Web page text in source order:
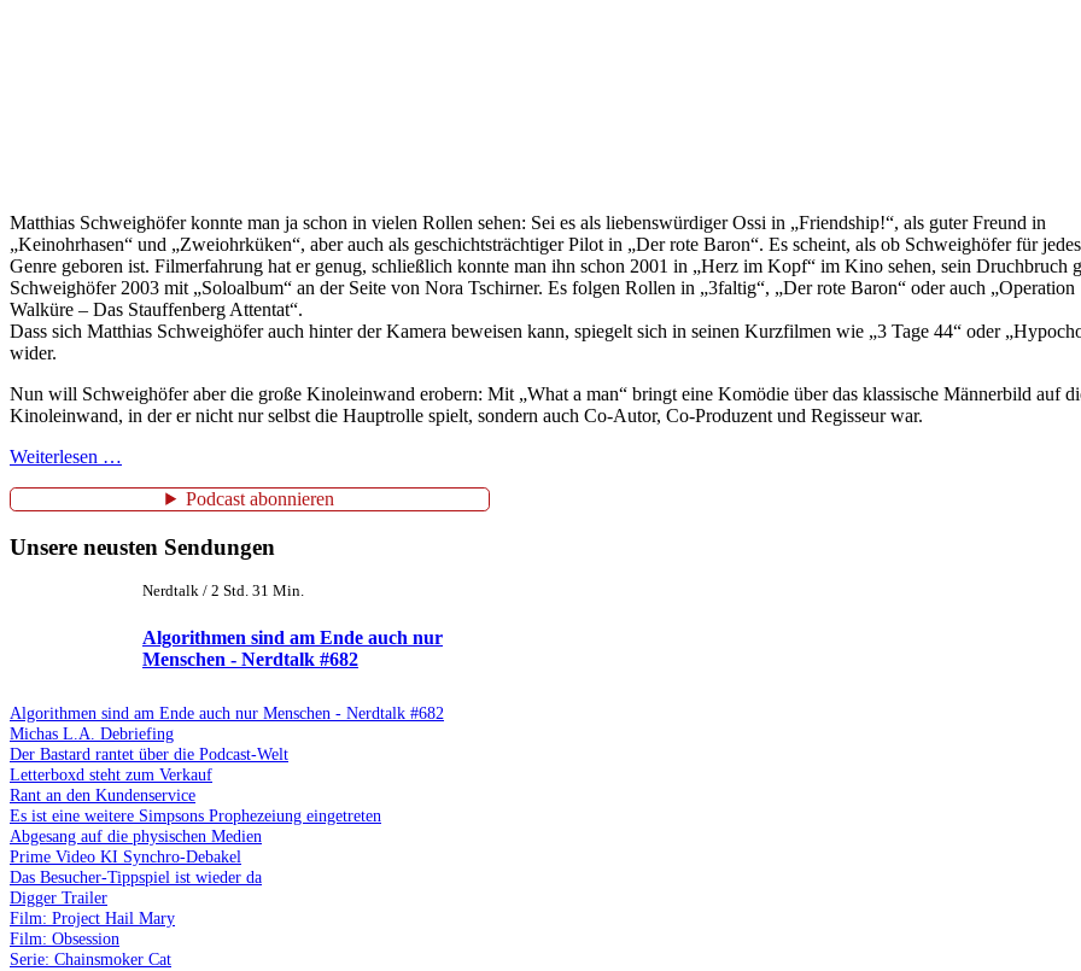
Matthias Schweighöfer konnte man ja schon in vielen Rollen sehen: Sei es als liebenswürdiger Ossi in „Friendship!“, als guter Freund in
„Keinohrhasen“ und „Zweiohrküken“, aber auch als geschichtsträchtiger Pilot in „Der rote Baron“. Es scheint, als ob Schweighöfer für jedes
Genre geboren ist. Filmerfahrung hat er genug, schließlich konnte man ihn schon 2001 in „Herz im Kopf“ im Kino sehen, sein Druchbruch
Schweighöfer 2003 mit „Soloalbum“ an der Seite von Nora Tschirner. Es folgen Rollen in „3faltig“, „Der rote Baron“ oder auch „Operation
Walküre – Das Stauffenberg Attentat“.
Dass sich Matthias Schweighöfer auch hinter der Kamera beweisen kann, spiegelt sich in seinen Kurzfilmen wie „3 Tage 44“ oder
wider.
Nun will Schweighöfer aber die große Kinoleinwand erobern: Mit „What a man“ bringt eine Komödie über das klassische Männerbild auf
Kinoleinwand, in der er nicht nur selbst die Hauptrolle spielt, sondern auch Co-Autor, Co-Produzent und Regisseur war.
Weiterlesen …
Podcast abonnieren
Unsere neusten Sendungen
Nerdtalk / 2 Std. 31 Min.
Algorithmen sind am Ende auch nur
Menschen - Nerdtalk #682
Algorithmen sind am Ende auch nur Menschen - Nerdtalk #682
Michas L.A. Debriefing
Der Bastard rantet über die Podcast-Welt
Letterboxd steht zum Verkauf
Rant an den Kundenservice
Es ist eine weitere Simpsons Prophezeiung eingetreten
Abgesang auf die physischen Medien
Prime Video KI Synchro-Debakel
Das Besucher-Tippspiel ist wieder da
Digger Trailer
Film: Project Hail Mary
Film: Obsession
Serie: Chainsmoker Cat